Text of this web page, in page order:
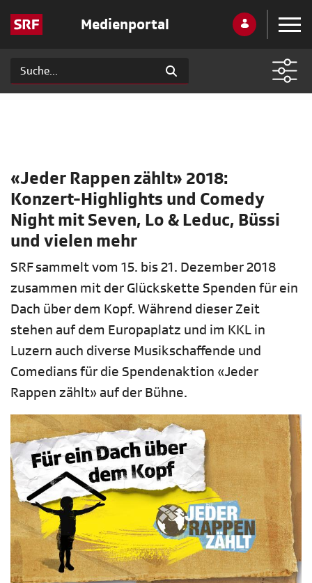
Medienportal
«Jeder Rappen zählt» 2018:
Konzert-Highlights und Comedy
Night mit Seven, Lo & Leduc, Büssi
und vielen mehr
SRF sammelt vom 15. bis 21. Dezember 2018
zusammen mit der Glückskette Spenden für ein
Dach über dem Kopf. Während dieser Zeit
stehen auf dem Europaplatz und im KKL in
Luzern auch diverse Musikschaffende und
Comedians für die Spendenaktion «Jeder
Rappen zählt» auf der Bühne.